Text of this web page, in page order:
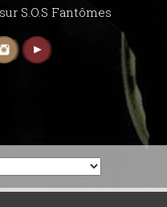
S.O.S Fantômes